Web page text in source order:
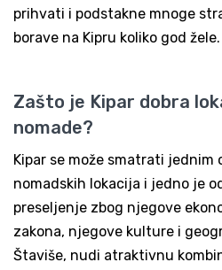
prihvati i podstakne mnoge
borave na Kipru koliko god žele.
Zašto je Kipar dobra
nomade?
Kipar se može smatrati
nomadskih lokacija i jedno je
preseljenje zbog njegove
zakona, njegove kulture i
Štaviše, nudi atraktivnu